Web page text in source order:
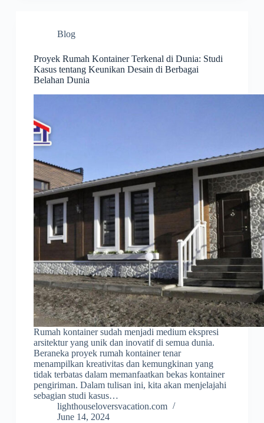
Blog
Proyek Rumah Kontainer Terkenal di Dunia: Studi
Kasus tentang Keunikan Desain di Berbagai
Belahan Dunia
Rumah kontainer sudah menjadi medium ekspresi
arsitektur yang unik dan inovatif di semua dunia.
Beraneka proyek rumah kontainer tenar
menampilkan kreativitas dan kemungkinan yang
tidak terbatas dalam memanfaatkan bekas kontainer
pengiriman. Dalam tulisan ini, kita akan menjelajahi
sebagian studi kasus…
lighthouseloversvacation.com
June 14, 2024